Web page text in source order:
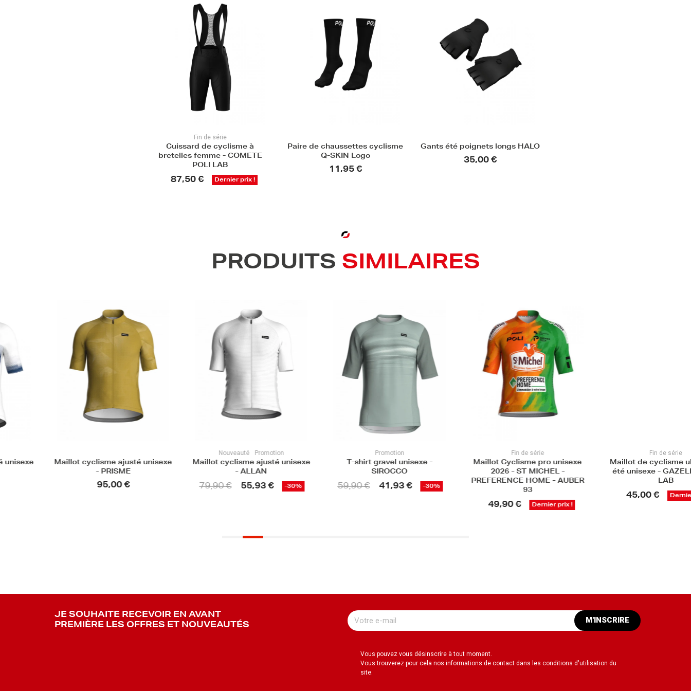
Fin de série
Cuissard de cyclisme à
bretelles femme - COMETE
POLI LAB
87,50 € Dernier prix !
Paire de chaussettes cyclisme
Q-SKIN Logo
11,95 €
Gants été poignets longs HALO
35,00 €
PRODUITS SIMILAIRES
Maillot cyclisme ajusté unisexe
Promotion
Maillot cyclisme ajusté unisexe
55,93 € -30%
T-shirt gravel unisexe -
59,90 € 41,93 € -30%
Maillot Cyclisme pro unisexe
2026 - ST MICHEL -
PREFERENCE HOME - AUBER
Dernier prix !
Maillot de cyclisme ultra light
été unisexe - GAZELLE POLI
Dernier prix !
JE SOUHAITE RECEVOIR EN AVANT
PREMIÈRE LES OFFRES ET NOUVEAUTÉS
M'INSCRIRE
Vous pouvez vous désinscrire à tout moment.
Vous trouverez pour cela nos informations de contact dans les conditions d'utilisation du
site.